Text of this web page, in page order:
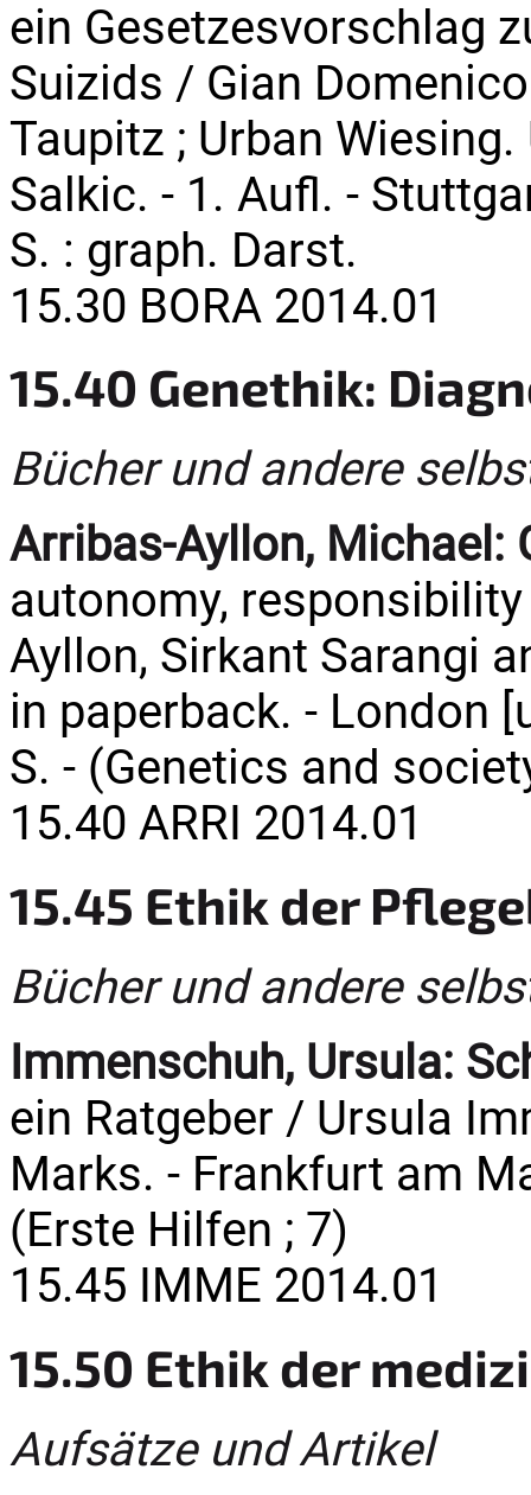
ein Gesetzesvorschlag
Suizids / Gian
Taupitz ; Urban
Salkic. - 1. Aufl. -
S. : graph. Darst.
15.30 BORA 2014.01
15.40 Genethik:
Bücher und andere
Arribas-Ayllon, Michael:
autonomy,
Ayllon, Sirkant Sarangi
in paperback. - London
S. - (Genetics and
15.40 ARRI 2014.01
15.45 Ethik der
Bücher und andere
Immenschuh, Ursula:
ein Ratgeber / Ursula
Marks. - Frankfurt am
(Erste Hilfen ; 7)
15.45 IMME 2014.01
15.50 Ethik der
Aufsätze und Artikel